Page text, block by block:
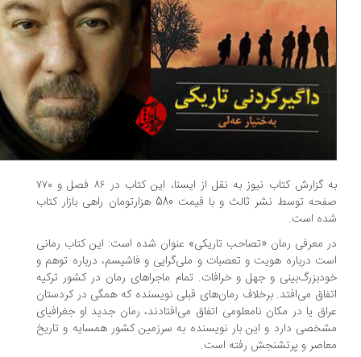
به گزارش کتاب نیوز به نقل از ایسنا، این کتاب در ٨٦ فصل و ۷۷۰
صفحە توسط نشر ثالث و با قیمت 580 هزارتومان راهی بازار کتاب
است‌.
معرفی رمان «تصاحب تاریکی» عنوان شده است: این کتاب رمانی
دربارە هویت و تعصبات و ملی‌گرایی و فاشیسم، دربارە توهم و
و جهل و خرافات. تمام ماجراهای رمان در کشور ترکیه
می‌افتد. برخلاف رمان‌های قبلی نویسندە کە همگی در کردستان
یا در مکان نامعلومی اتفاق می‌افتادند، رمان جدید او جغرافیای
دارد و این بار نویسنده به سرزمین کشور همسایه و تاریخ
و پرتشنجش رفته است.